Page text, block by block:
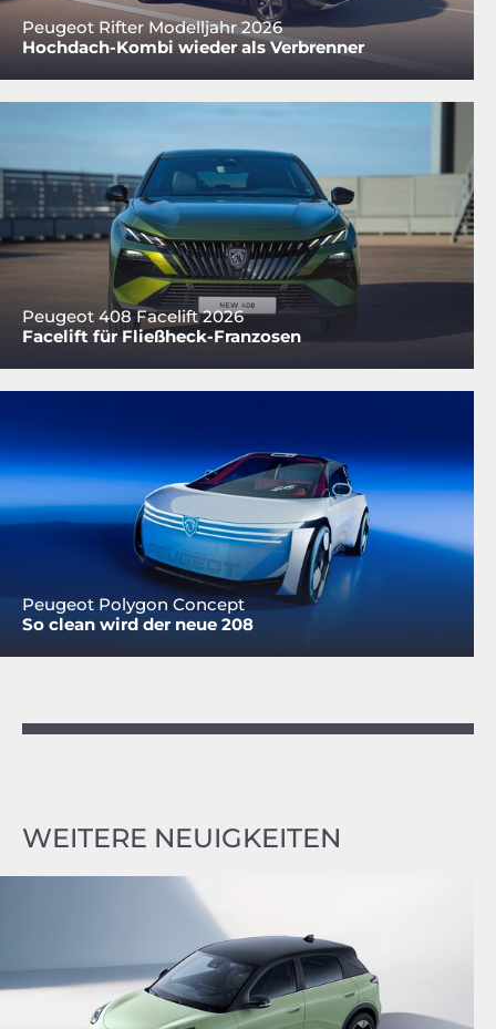
Peugeot Rifter Modelljahr 2026
Hochdach-Kombi wieder als Verbrenner
Peugeot 408 Facelift 2026
Facelift für Fließheck-Franzosen
Peugeot Polygon Concept
So clean wird der neue 208
WEITERE NEUIGKEITEN